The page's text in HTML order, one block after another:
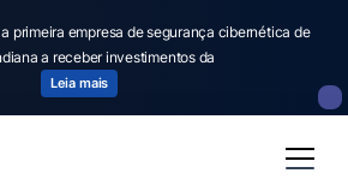
primeira empresa de segurança cibernética de
a receber investimentos da
Leia mais